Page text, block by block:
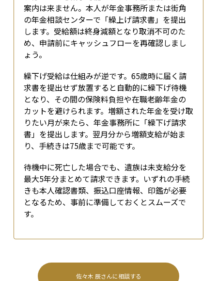
案内は来ません。本人が年金事務所または街角
の年金相談センターで「繰上げ請求書」を提出
します。受給額は終身減額となり取消不可のた
め、申請前にキャッシュフローを再確認しまし
ょう。
繰下げ受給は仕組みが逆です。65歳時に届く請
求書を提出せず放置すると自動的に繰下げ待機
となり、その間の保険料負担や在職老齢年金の
カットを避けられます。増額された年金を受け取
りたい月が来たら、年金事務所に「繰下げ請求
書」を提出します。翌月分から増額支給が始ま
り、手続きは75歳まで可能です。
待機中に死亡した場合でも、遺族は未支給分を
最大5年分まとめて請求できます。いずれの手続
きも本人確認書類、振込口座情報、印鑑が必要
となるため、事前に準備しておくとスムーズで
す。
佐々木 辰さんに相談する